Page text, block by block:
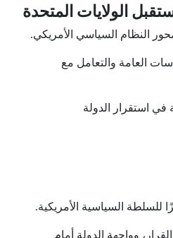
الولايات المتحدة
النظام السياسي الأمريكي.
العامة والتعامل مع
استقرار الدولة
للسلطة السياسية الأمريكية.